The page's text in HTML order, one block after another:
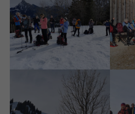
raus aus dem Wald